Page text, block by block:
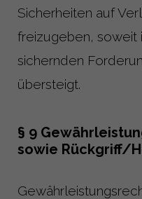
Sicherheiten auf
freizugeben, soweit
sichernden
übersteigt.
§ 9
sowie Rückgriff/